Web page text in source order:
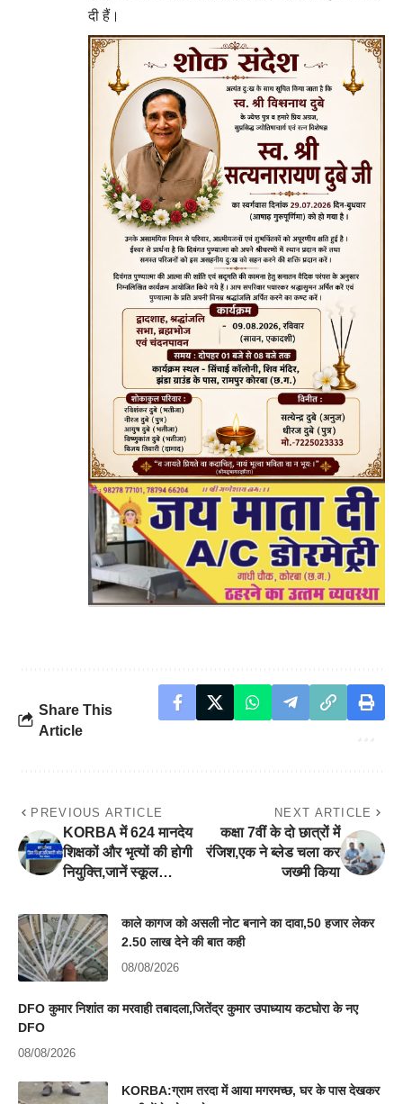
दी हैं।
Share This
Article
PREVIOUS ARTICLE
KORBA में 624 मानदेय
शिक्षकों और भृत्यों की होगी
नियुक्ति,जानें स्कूल…
NEXT ARTICLE
कक्षा 7वीं के दो छात्रों में
रंजिश,एक ने ब्लेड चला कर
जख्मी किया
काले कागज को असली नोट बनाने का दावा,50 हजार लेकर
2.50 लाख देने की बात कही
08/08/2026
DFO कुमार निशांत का मरवाही तबादला,जितेंद्र कुमार उपाध्याय कटघोरा के नए
DFO
08/08/2026
KORBA:ग्राम तरदा में आया मगरमच्छ, घर के पास देखकर